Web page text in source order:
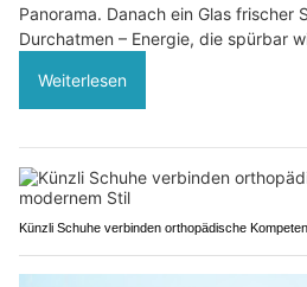
Panorama. Danach ein Glas frischer
Durchatmen – Energie, die spürbar
Weiterlesen
Künzli Schuhe verbinden orthopädische